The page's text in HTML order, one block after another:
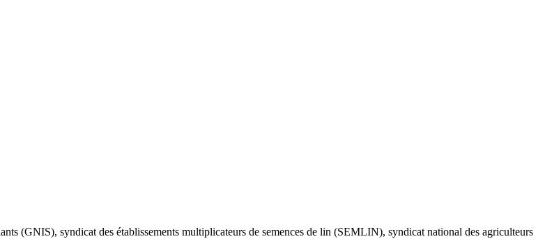
(GNIS), syndicat des établissements multiplicateurs de semences de lin (SEMLIN), syndicat national des agriculteurs